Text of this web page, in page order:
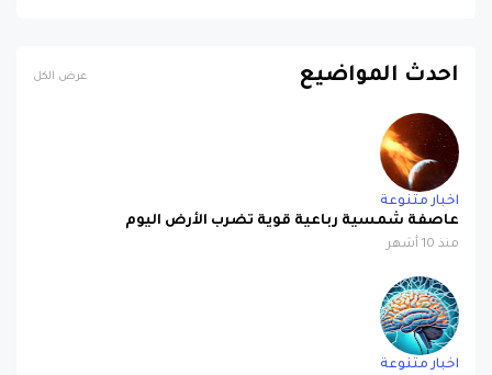
احدث المواضيع عرض الكل
اخبار متنوعة
عاصفة شمسية رباعية قوية تضرب الأرض اليوم
منذ 10 أشهر
اخبار متنوعة